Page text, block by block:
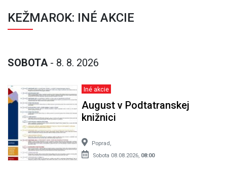
KEŽMAROK: INÉ AKCIE
SOBOTA - 8. 8. 2026
Iné akcie
August v Podtatranskej
knižnici
Poprad,
Sobota 08.08.2026, 08:00